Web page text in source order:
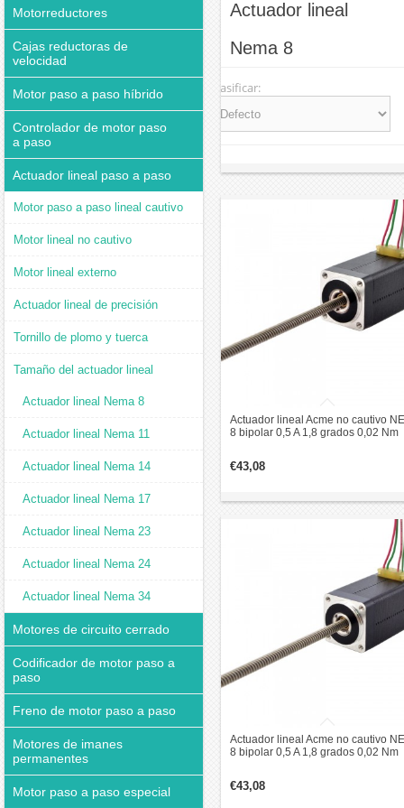
Motorreductores
Cajas reductoras de
velocidad
Motor paso a paso híbrido
Controlador de motor paso
a paso
Actuador lineal paso a paso
Motor paso a paso lineal cautivo
Motor lineal no cautivo
Motor lineal externo
Actuador lineal de precisión
Tornillo de plomo y tuerca
Tamaño del actuador lineal
Actuador lineal Nema 8
Actuador lineal Nema 11
Actuador lineal Nema 14
Actuador lineal Nema 17
Actuador lineal Nema 23
Actuador lineal Nema 24
Actuador lineal Nema 34
Motores de circuito cerrado
Codificador de motor paso a
paso
Freno de motor paso a paso
Motores de imanes
permanentes
Motor paso a paso especial
Actuador lineal
Nema 8
Clasificar:
Actuador lineal Acme no cautivo
8 bipolar 0,5 A 1,8 grados 0,02 Nm
€43,08
Actuador lineal Acme no cautivo
8 bipolar 0,5 A 1,8 grados 0,02 Nm
€43,08